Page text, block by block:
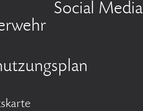
Social Media